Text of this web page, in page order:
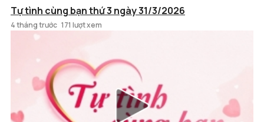
Tự tình cùng bạn thứ 3 ngày 31/3/2026
4 tháng trước 171 lượt xem